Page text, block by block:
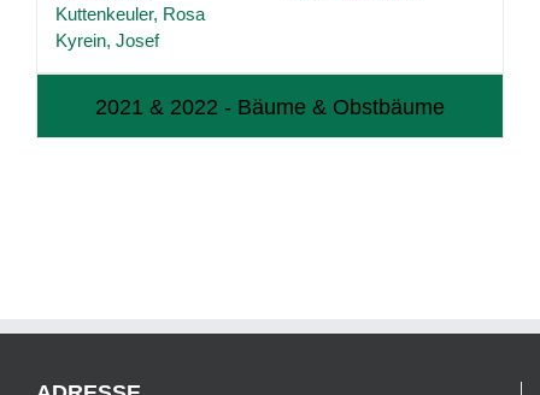
Kuttenkeuler, Rosa
Kyrein, Josef
2021 & 2022 - Bäume & Obstbäume